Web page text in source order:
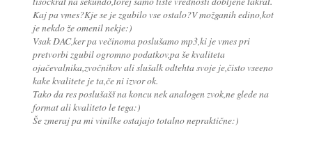
Kaj pa vmes?Kje se je zgubilo vse ostalo?V možganih edino,kot
je nekdo že omenil nekje:)
Vsak DAC,ker pa večinoma poslušamo mp3,ki je vmes pri
pretvorbi zgubil ogromno podatkov,pa še kvaliteta
ojačevalnika,zvočnikov ali slušalk odtehta svoje je,čisto vseeno
kake kvalitete je ta,če ni izvor ok.
Tako da res poslušašš na koncu nek analogen zvok,ne glede na
format ali kvaliteto le tega:)
Še zmeraj pa mi vinilke ostajajo totalno nepraktične:)